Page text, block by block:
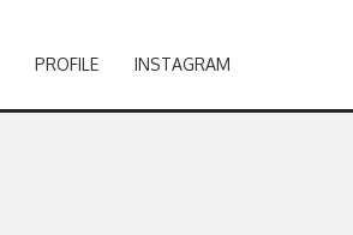
PROFILE INSTAGRAM